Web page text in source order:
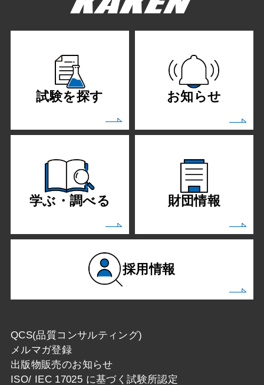
試験を探す お知らせ
学ぶ・調べる 財団情報
採用情報
QCS(品質コンサルティング)
メルマガ登録
出版物販売のお知らせ
ISO/ IEC 17025 に基づく試験所認定